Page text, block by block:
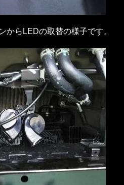
からLEDの取替の様子です。